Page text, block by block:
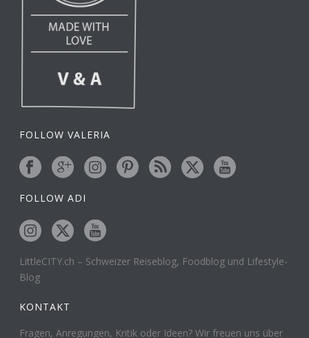
FOLLOW VALERIA
FOLLOW ADI
LittleCITY.ch – Schweizer Reiseblog, Foodblog und Lifestyle-
Blog
KONTAKT
Fragen, Anregungen, Kritik oder Ideen? Wir freuen uns über